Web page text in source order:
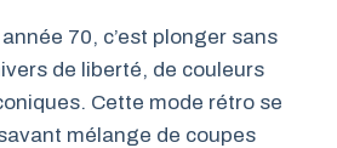
70, c’est plonger sans
de liberté, de couleurs
Cette mode rétro se
mélange de coupes